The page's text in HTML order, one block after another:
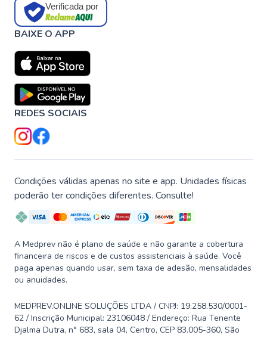
Verificada por
BAIXE O APP
REDES SOCIAIS
Condições válidas apenas no site e app. Unidades físicas
poderão ter condições diferentes. Consulte!
A Medprev não é plano de saúde e não garante a cobertura
financeira de riscos e de custos assistenciais à saúde. Você
paga apenas quando usar, sem taxa de adesão, mensalidades
ou anuidades.
MEDPREV.ONLINE SOLUÇÕES LTDA / CNPJ: 19.258.530/0001-
62 / Inscrição Municipal: 23106048 / Endereço: Rua Tenente
Djalma Dutra, n° 683, sala 04, Centro, CEP 83.005-360, São